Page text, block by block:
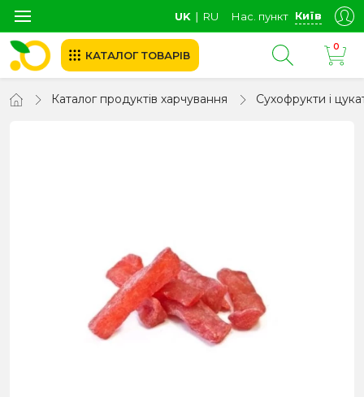
UK ∣ RU Нас. пункт Київ
КАТАЛОГ ТОВАРІВ
0
Каталог продуктів харчування Сухофрукти і